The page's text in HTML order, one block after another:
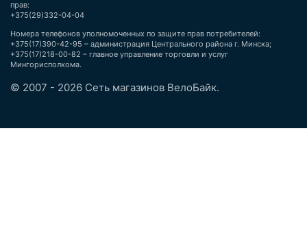
прав:
+375(29)332-04-04
Номера телефонов уполномоченных по защите прав потребителей:
+375(17)390-42-95 – администрация Центрального района г. Минска;
+375(17)218-00-82 – главное управление торговли и услуг
Мингорисполкома.
© 2007 - 2026 Сеть магазинов ВелоБайк.